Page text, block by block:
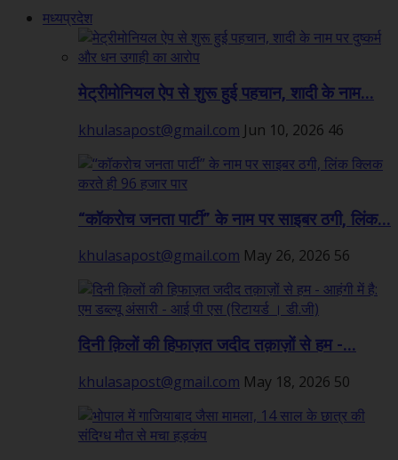
मध्यप्रदेश
मेट्रीमोनियल ऐप से शुरू हुई पहचान, शादी के नाम...
khulasapost@gmail.com Jun 10, 2026 46
“कॉकरोच जनता पार्टी” के नाम पर साइबर ठगी, लिंक...
khulasapost@gmail.com May 26, 2026 56
दिनी क़िलों की हिफाज़त जदीद तक़ाज़ों से हम -...
khulasapost@gmail.com May 18, 2026 50